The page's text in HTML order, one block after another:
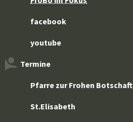
facebook
youtube
Termine
Pfarre zur Frohen Botschaft
St.Elisabeth